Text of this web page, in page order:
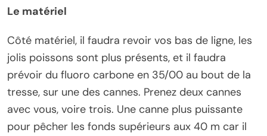
Le matériel
Côté matériel, il faudra revoir vos bas de ligne, les
jolis poissons sont plus présents, et il faudra
prévoir du fluoro carbone en 35/00 au bout de la
tresse, sur une des cannes. Prenez deux cannes
avec vous, voire trois. Une canne plus puissante
pour pêcher les fonds supérieurs aux 40 m car il